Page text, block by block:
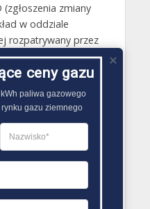
zmiany
w oddziale
rozpatrywany przez
znaleźć jest z kolei na
Wielkopolski
Wielkopolski
ceny gazu
paliwa gazowego
gazu ziemnego